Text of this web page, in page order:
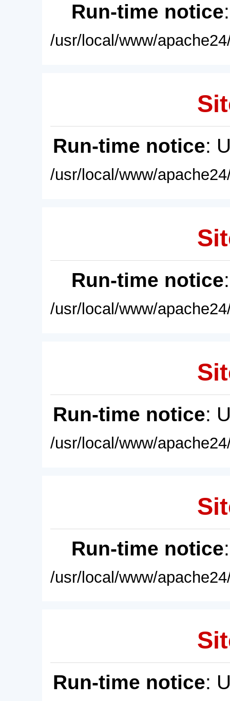
Run-time notice
/usr/local/www/
Run-time notice:
/usr/local/www/
Run-time notice
/usr/local/www/
Run-time notice:
/usr/local/www/
Run-time notice
/usr/local/www/
Run-time notice: